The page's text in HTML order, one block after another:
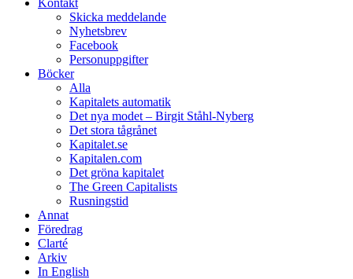
Skicka meddelande
Nyhetsbrev
Facebook
Personuppgifter
Böcker
Alla
Kapitalets automatik
Det nya modet – Birgit Ståhl-Nyberg
Det stora tågrånet
Kapitalet.se
Kapitalen.com
Det gröna kapitalet
The Green Capitalists
Rusningstid
Annat
Föredrag
Clarté
Arkiv
In English